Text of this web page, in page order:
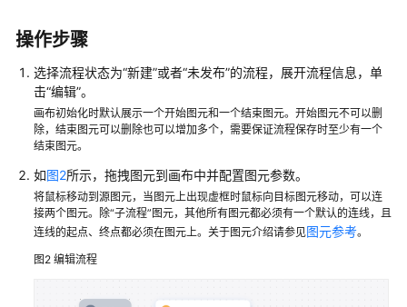
理
配
置
指
南
速
入
门
配
操作步骤
选择流程状态为“新建”或者“未发布”的流程，展开流程信息，单
击“编辑”。
画布初始化时默认展示一个开始图元和一个结束图元。开始图元不可以删
除，结束图元可以删除也可以增加多个，需要保证流程保存时至少有一个
结束图元。
如图2所示，拖拽图元到画布中并配置图元参数。
将鼠标移动到源图元，当图元上出现虚框时鼠标向目标图元移动，可以连
接两个图元。除“子流程”图元，其他所有图元都必须有一个默认的连线，且
连线的起点、终点都必须在图元上。关于图元介绍请参见图元参考。
图2 编辑流程